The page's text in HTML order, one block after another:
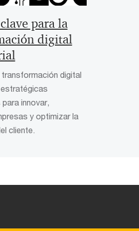
para la
digital
transformación digital
innovar,
y optimizar la
cliente.